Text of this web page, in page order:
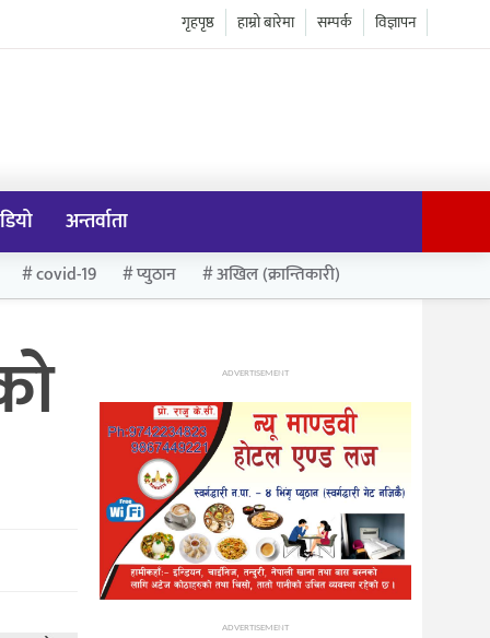
विज्ञापन
सम्पर्क
हाम्रो बारेमा
गृहपृष्ठ
अन्तर्वाता
covid-19 प्युठान अखिल (क्रान्तिकारी)
ADVERTISEMENT
ADVERTISEMENT